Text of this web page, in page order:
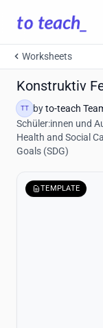
Worksheets
Konstruktiv
TT byto-teach
Schüler:innen und
Health and Social
Goals (SDG)
TEMPLATE